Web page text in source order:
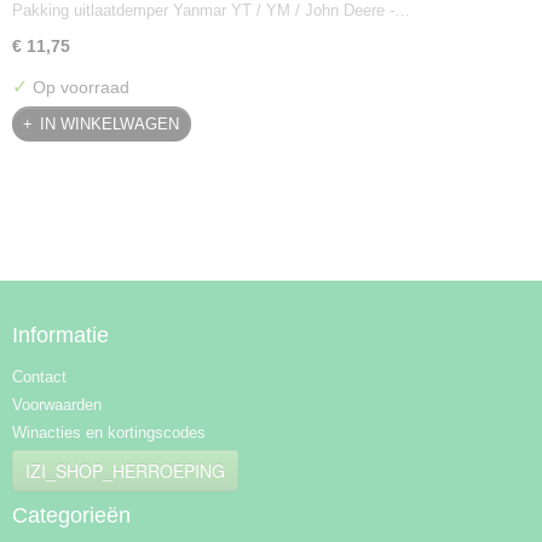
128300-13230
Pakking uitlaatdemper Yanmar YT / YM / John Deere -…
€ 11,75
✓ Op voorraad
IN WINKELWAGEN
Informatie
Contact
Voorwaarden
Winacties en kortingscodes
IZI_SHOP_HERROEPING
Categorieën